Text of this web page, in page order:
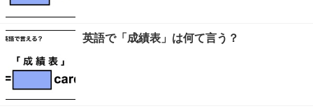
英語で「成績表」は何て言う？